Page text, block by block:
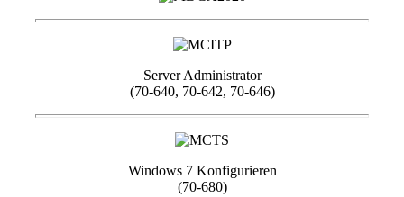
Server Administrator
(70-640, 70-642, 70-646)
Windows 7 Konfigurieren
(70-680)